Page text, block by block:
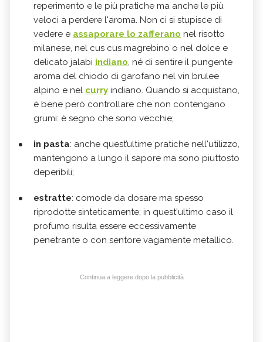
reperimento e le più pratiche ma anche le più
veloci a perdere l'aroma. Non ci si stupisce di
vedere e assaporare lo zafferano nel risotto
milanese, nel cus cus magrebino o nel dolce e
delicato jalabi indiano, né di sentire il pungente
aroma del chiodo di garofano nel vin brulee
alpino e nel curry indiano. Quando si acquistano,
è bene però controllare che non contengano
grumi: è segno che sono vecchie;
in pasta: anche quest’ultime pratiche nell'utilizzo,
mantengono a lungo il sapore ma sono piuttosto
deperibili;
estratte: comode da dosare ma spesso
riprodotte sinteticamente; in quest'ultimo caso il
profumo risulta essere eccessivamente
penetrante o con sentore vagamente metallico.
Continua a leggere dopo la pubblicità